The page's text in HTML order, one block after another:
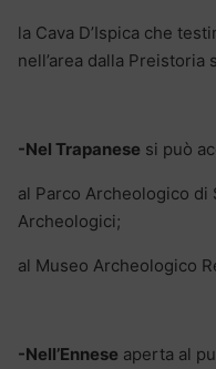
la Cava D’Ispica che
nell’area dalla
-Nel Trapanese si può
al Parco Archeologico
Archeologici;
al Museo Archeologico
-Nell’Ennese aperta al